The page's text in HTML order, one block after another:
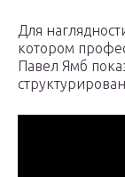
Для
котором
Павел Ямб